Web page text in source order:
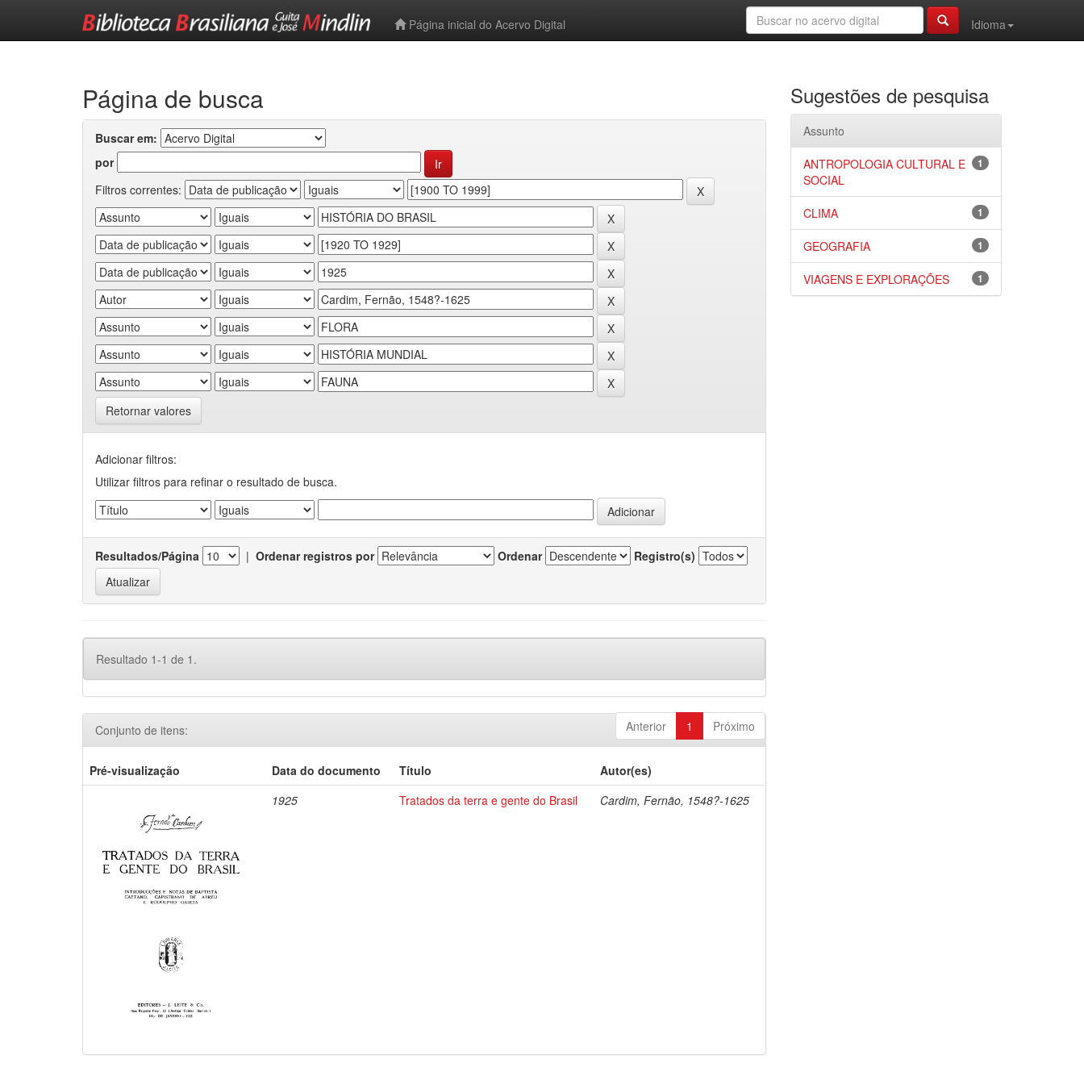
Página inicial do Acervo Digital
Idioma
Página de busca
Buscar em:
por
Filtros correntes:
Retornar valores
Adicionar filtros:
Utilizar filtros para refinar o resultado de busca.
Resultados/Página | Ordenar registros por Ordenar Registro(s)
Resultado 1-1 de 1.
Anterior 1 Próximo
Conjunto de itens:
Pré-visualização Data do documento Título
Autor(es)
1925
Tratados da terra e gente do Brasil Cardim, Fernão, 1548?-1625
Sugestões de pesquisa
Assunto
1
ANTROPOLOGIA CULTURAL E
SOCIAL
1
CLIMA
1
GEOGRAFIA
1
VIAGENS E EXPLORAÇÕES